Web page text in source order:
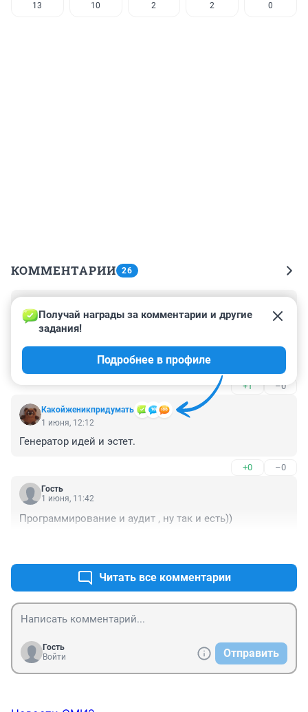
13 10 2 2 0
КОММЕНТАРИИ 26
1 июня, 14:07
Отличный тест для распределения пациентов по
палатам - кому в 6-ю палату на 2-ом этаже, а кому в 6-
ю палату на 3-ем этаже. Мне повезло - я Эмпат и
читатель душ - через полгода меня выпишут под
надзор мамы и жены.
+1 –0
Какойженикпридумать
Получай награды за комментарии и другие
задания!
Подробнее в профиле
1 июня, 12:12
Генератор идей и эстет.
+0 –0
Гость
1 июня, 11:42
Программирование и аудит , ну так и есть))
Читать все комментарии
Гость
Войти
Отправить